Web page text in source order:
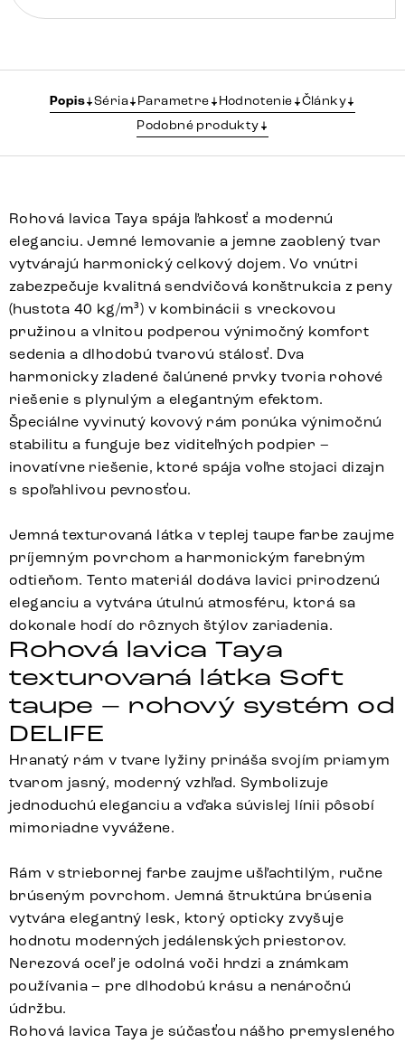
Popis Séria Parametre Hodnotenie
Články
Podobné produkty
Rohová lavica Taya spája ľahkosť a modernú
eleganciu. Jemné lemovanie a jemne zaoblený tvar
vytvárajú harmonický celkový dojem. Vo vnútri
zabezpečuje kvalitná sendvičová konštrukcia z peny
(hustota 40 kg/m³) v kombinácii s vreckovou
pružinou a vlnitou podperou výnimočný komfort
sedenia a dlhodobú tvarovú stálosť. Dva
harmonicky zladené čalúnené prvky tvoria rohové
riešenie s plynulým a elegantným efektom.
Špeciálne vyvinutý kovový rám ponúka výnimočnú
stabilitu a funguje bez viditeľných podpier –
inovatívne riešenie, ktoré spája voľne stojaci dizajn
s spoľahlivou pevnosťou.
Jemná texturovaná látka v teplej taupe farbe zaujme
príjemným povrchom a harmonickým farebným
odtieňom. Tento materiál dodáva lavici prirodzenú
eleganciu a vytvára útulnú atmosféru, ktorá sa
dokonale hodí do rôznych štýlov zariadenia.
Rohová lavica Taya
texturovaná látka Soft
taupe – rohový systém od
DELIFE
Hranatý rám v tvare lyžiny prináša svojím priamym
tvarom jasný, moderný vzhľad. Symbolizuje
jednoduchú eleganciu a vďaka súvislej línii pôsobí
mimoriadne vyvážene.
Rám v striebornej farbe zaujme ušľachtilým, ručne
brúseným povrchom. Jemná štruktúra brúsenia
vytvára elegantný lesk, ktorý opticky zvyšuje
hodnotu moderných jedálenských priestorov.
Nerezová oceľ je odolná voči hrdzi a známkam
používania – pre dlhodobú krásu a nenáročnú
údržbu.
Rohová lavica Taya je súčasťou nášho premysleného